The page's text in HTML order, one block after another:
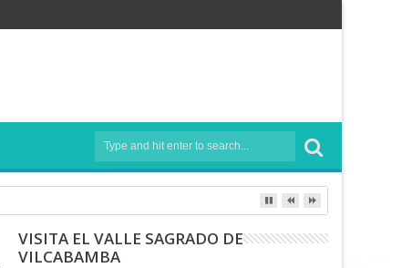
VISITA EL VALLE SAGRADO DE
VILCABAMBA